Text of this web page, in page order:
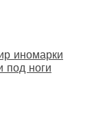
иномарки
под ноги